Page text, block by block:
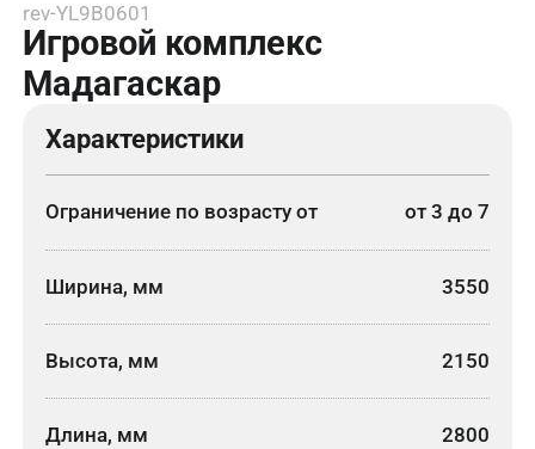
rev-YL9B0601
Игровой комплекс
Мадагаскар
Характеристики
Ограничение по возрасту от от 3 до 7
Ширина, мм 3550
Высота, мм 2150
Длина, мм 2800